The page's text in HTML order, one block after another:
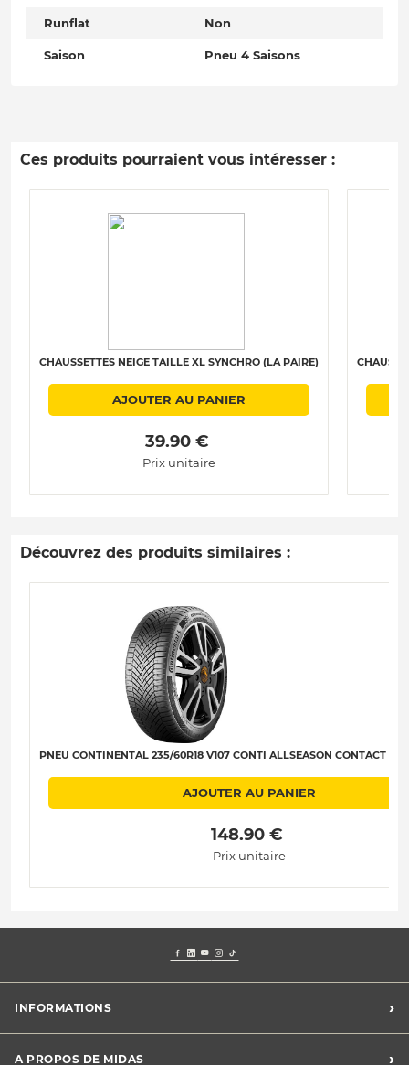
Runflat Non
Saison Pneu 4 Saisons
Ces produits pourraient vous intéresser :
CHAUSSETTES NEIGE TAILLE XL SYNCHRO (LA PAIRE)
AJOUTER AU PANIER
39.90 €
Prix unitaire
Découvrez des produits similaires :
PNEU CONTINENTAL 235/60R18 V107 CONTI ALLSEASON CONTACT 2
AJOUTER AU PANIER
148.90 €
Prix unitaire
INFORMATIONS ›
A PROPOS DE MIDAS ›